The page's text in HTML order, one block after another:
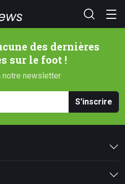
des dernières
sur le foot !
notre newsletter
S'inscrire